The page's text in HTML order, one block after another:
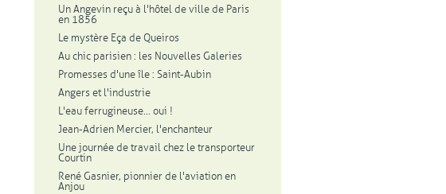
Un Angevin reçu à l'hôtel de ville de Paris
en 1856
Le mystère Eça de Queiros
Au chic parisien : les Nouvelles Galeries
Promesses d'une île : Saint-Aubin
Angers et l'industrie
L'eau ferrugineuse... oui !
Jean-Adrien Mercier, l'enchanteur
Une journée de travail chez le transporteur
Courtin
René Gasnier, pionnier de l'aviation en
Anjou